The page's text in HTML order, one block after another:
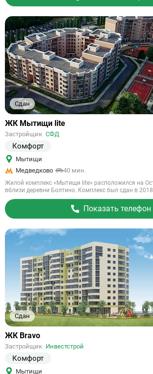
Сдан
Ссылка
объект
ЖК Мытищи lite
Застройщик СФД
Комфорт
Мытищи
Медведково
40 мин.
Жилой комплекс «Мытищи lite» расположился на
вблизи деревни Болтино. Комплекс был сдан в 2018
Показать телефон
Сдан
Ссылка
объект
ЖК Bravo
Застройщик Инвестстрой
Комфорт
Мытищи